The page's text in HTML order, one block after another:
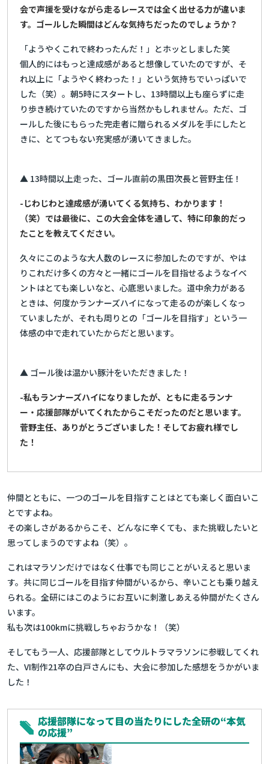
会で声援を受けながら走るレースでは全く出せる力が違いま
す。ゴールした瞬間はどんな気持ちだったのでしょうか？
「ようやくこれで終わったんだ！」とホッとしました笑
個人的にはもっと達成感があると想像していたのですが、そ
れ以上に「ようやく終わった！」という気持ちでいっぱいで
した（笑）。朝5時にスタートし、13時間以上も座らずに走
り歩き続けていたのですから当然かもしれません。ただ、ゴ
ールした後にもらった完走者に贈られるメダルを手にしたと
きに、とてつもない充実感が湧いてきました。
▲ 13時間以上走った、ゴール直前の黒田次長と菅野主任！
-じわじわと達成感が湧いてくる気持ち、わかります！
（笑）では最後に、この大会全体を通して、特に印象的だっ
たことを教えてください。
久々にこのような大人数のレースに参加したのですが、やは
りこれだけ多くの方々と一緒にゴールを目指せるようなイベ
ントはとても楽しいなと、心底思いました。道中余力がある
ときは、何度かランナーズハイになって走るのが楽しくなっ
ていましたが、それも周りとの「ゴールを目指す」という一
体感の中で走れていたからだと思います。
▲ ゴール後は温かい豚汁をいただきました！
-私もランナーズハイになりましたが、ともに走るランナ
ー・応援部隊がいてくれたからこそだったのだと思います。
菅野主任、ありがとうございました！そしてお疲れ様でし
た！
仲間とともに、一つのゴールを目指すことはとても楽しく面白いこ
とですよね。
その楽しさがあるからこそ、どんなに辛くても、また挑戦したいと
思ってしまうのですよね（笑）。
これはマラソンだけではなく仕事でも同じことがいえると思いま
す。共に同じゴールを目指す仲間がいるから、辛いことも乗り越え
られる。全研にはこのようにお互いに刺激しあえる仲間がたくさん
います。
私も次は100kmに挑戦しちゃおうかな！（笑）
そしてもう一人、応援部隊としてウルトラマラソンに参戦してくれ
た、VI制作21卒の白戸さんにも、大会に参加した感想をうかがいま
した！
応援部隊になって目の当たりにした全研の“本気
の応援”